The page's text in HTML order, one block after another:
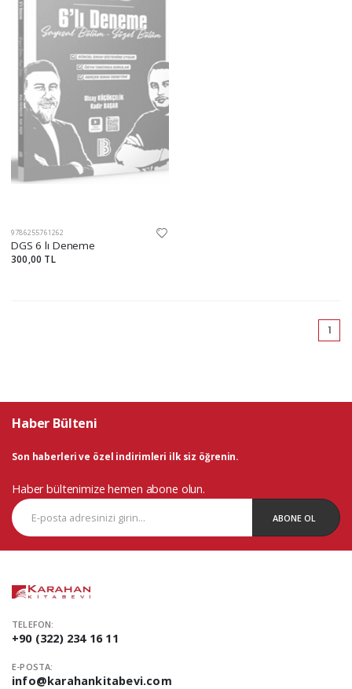
9786255761262
DGS 6 lı Deneme
300,00 TL
1
Haber Bülteni
Son haberleri ve özel indirimleri ilk siz öğrenin.
Haber bültenimize hemen abone olun.
ABONE OL
TELEFON:
+90 (322) 234 16 11
E-POSTA:
info@karahankitabevi.com